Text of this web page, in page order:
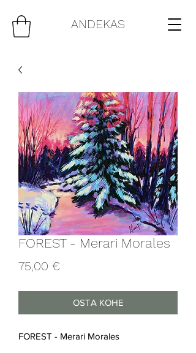
ANDEKAS
FOREST - Merari Morales
75,00 €
OSTA KOHE
FOREST - Merari Morales